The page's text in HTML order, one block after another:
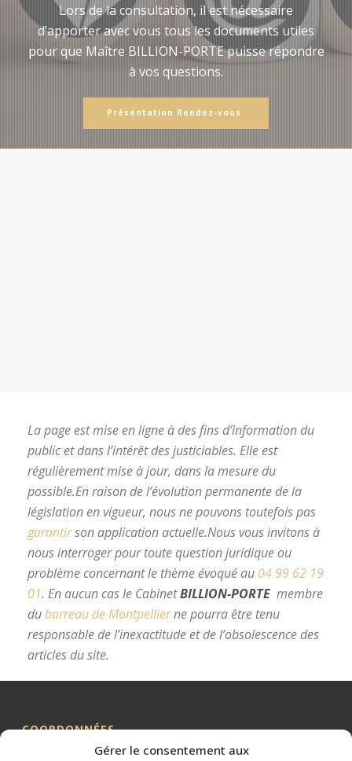
Gérer le consentement aux
Lors de la consultation, il est nécessaire
d’apporter avec vous tous les documents utiles
pour que Maître BILLION-PORTE puisse répondre
à vos questions.
Présentation Rendez-vous
La page est mise en ligne à des fins d’information du
public et dans l’intérêt des justiciables. Elle est
régulièrement mise à jour, dans la mesure du
possible.En raison de l’évolution permanente de la
législation en vigueur, nous ne pouvons toutefois pas
garantirson application actuelle.Nous vous invitons à
nous interroger pour toute question juridique ou
problème concernant le thème évoqué au 04 99 62 19
01. En aucun cas le CabinetBILLION-PORTE membre
dubarreau de Montpellierne pourra être tenu
responsable de l’inexactitude et de l’obsolescence des
articles du site.
COORDONNÉES
Me BILLION-PORTE